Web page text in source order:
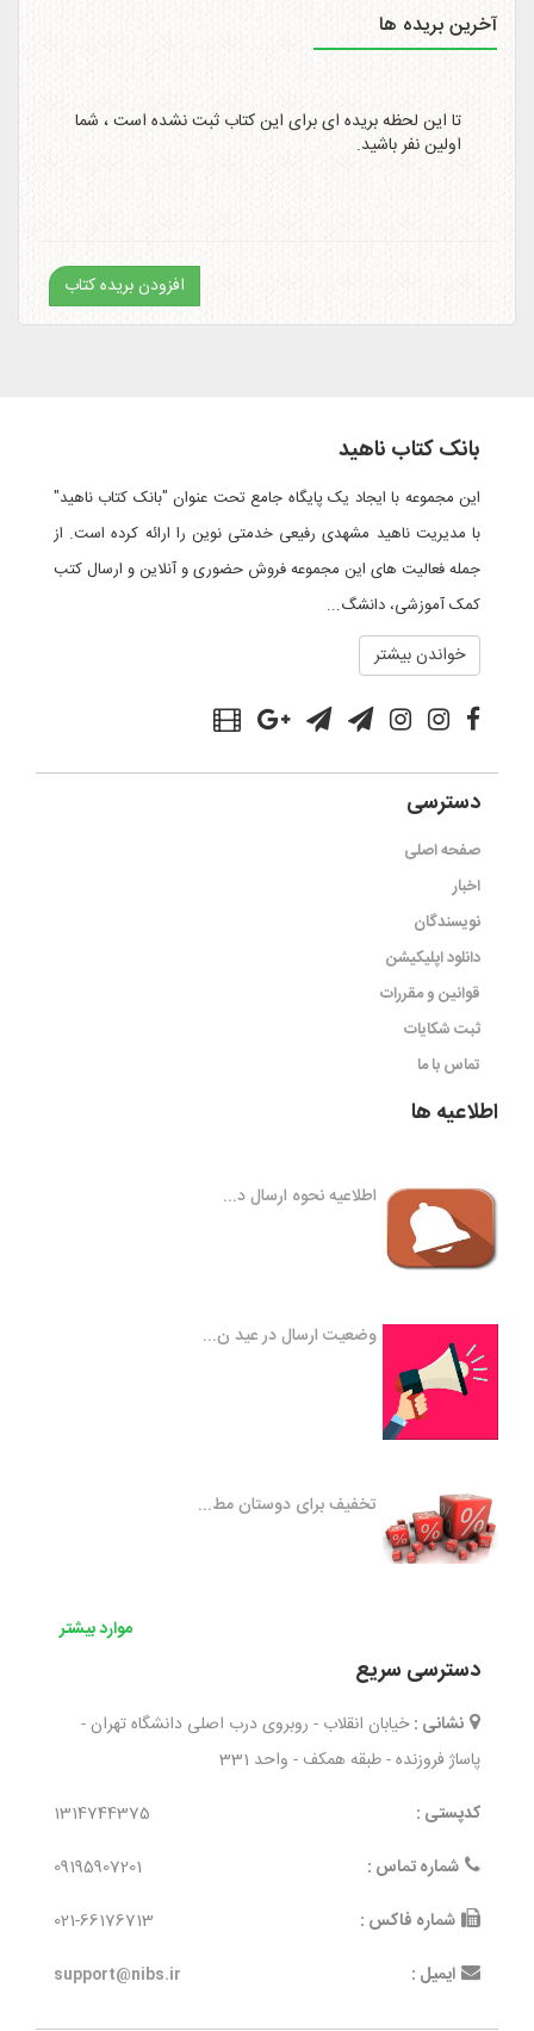
آخرین بریده ها
تا این لحظه بریده ای برای این کتاب ثبت نشده است ، شما
اولین نفر باشید.
افزودن بریده کتاب
بانک کتاب ناهید
این مجموعه با ایجاد یک پایگاه جامع تحت عنوان "بانک کتاب ناهید"
با مدیریت ناهید مشهدی رفیعی خدمتی نوین را ارائه کرده است. از
جمله فعالیت های این مجموعه فروش حضوری و آنلاین و ارسال کتب
کمک آموزشی، دانشگ...
خواندن بیشتر
دسترسی
صفحه اصلی
اخبار
نویسندگان
دانلود اپلیکیشن
قوانین و مقررات
ثبت شکایات
تماس با ما
اطلاعیه ها
اطلاعیه نحوه ارسال د...
وضعیت ارسال در عید ن...
تخفیف برای دوستان مط...
موارد بیشتر
دسترسی سریع
نشانی : خیابان انقلاب - روبروی درب اصلی دانشگاه تهران -
پاساژ فروزنده - طبقه همکف - واحد 331
کدپستی :
1314744375
شماره تماس :
09195907201
شماره فاکس :
021-66176713
ایمیل :
support@nibs.ir